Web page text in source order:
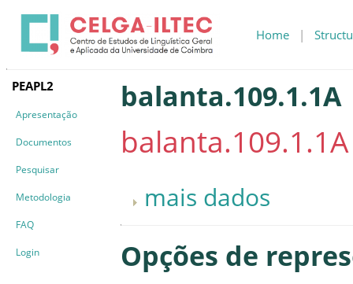
Home |
PEAPL2
Apresentação
Documentos
Pesquisar
Metodologia
FAQ
Login
balanta.109.1.1A
balanta.109.1.1A
mais dados
Opções de